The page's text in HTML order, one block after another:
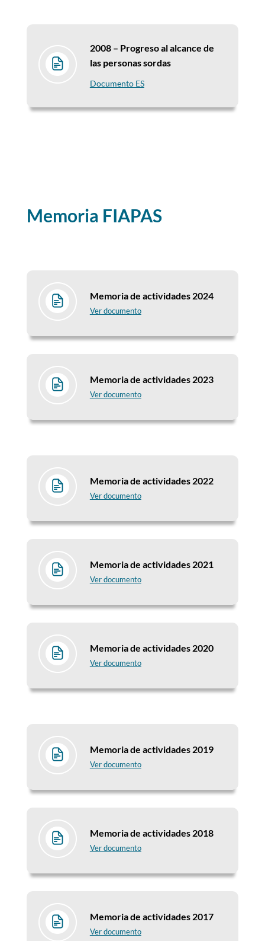
2008 – Progreso al alcance de
las personas sordas
Documento ES
Memoria FIAPAS
Memoria de actividades 2024
Ver documento
Memoria de actividades 2023
Ver documento
Memoria de actividades 2022
Ver documento
Memoria de actividades 2021
Ver documento
Memoria de actividades 2020
Ver documento
Memoria de actividades 2019
Ver documento
Memoria de actividades 2018
Ver documento
Memoria de actividades 2017
Ver documento